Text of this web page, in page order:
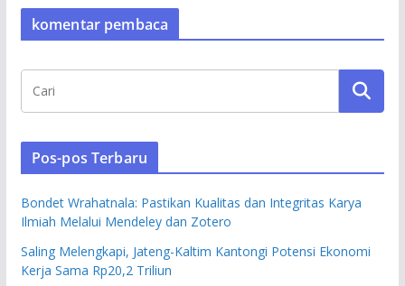
komentar pembaca
Pos-pos Terbaru
Bondet Wrahatnala: Pastikan Kualitas dan Integritas Karya
Ilmiah Melalui Mendeley dan Zotero
Saling Melengkapi, Jateng-Kaltim Kantongi Potensi Ekonomi
Kerja Sama Rp20,2 Triliun